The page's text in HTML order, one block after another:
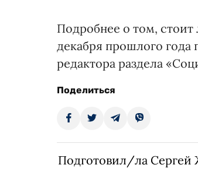
Подробнее о том, стоит
декабря прошлого года
редактора раздела
Поделиться
Подготовил/ла Сергей